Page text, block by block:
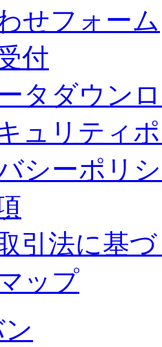
せフォーム
付
タダウン
ュリティ
シーポリ
引法に基
ップ